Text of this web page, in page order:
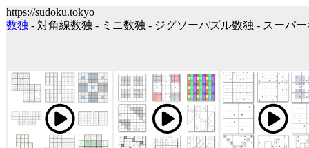
https://sudoku.tokyo
数独 - 対角線数独 - ミニ数独 - ジグソーパズル数独 - スーパ